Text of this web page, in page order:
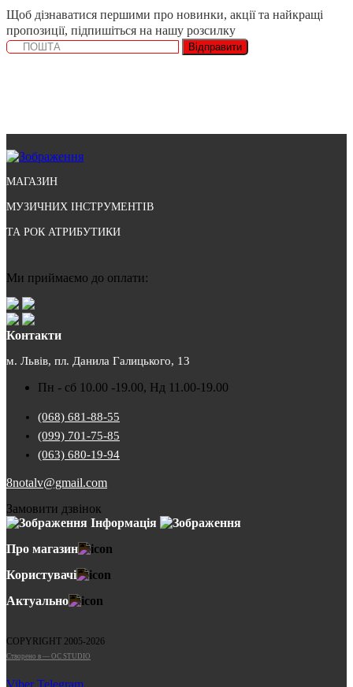
Щоб дізнаватися першими про новинки, акції та найкращі
пропозиції, підпишіться на нашу розсилку
Відправити
МАГАЗИН
МУЗИЧНИХ ІНСТРУМЕНТІВ
ТА РОК АТРИБУТИКИ
Ми приймаємо до оплати:
Контакти
м. Львів, пл. Данила Галицького, 13
Пн - сб 10.00 -19.00, Нд 11.00-19.00
(068) 681-88-55
(099) 701-75-85
(063) 680-19-94
8notalv@gmail.com
Замовити дзвінок
Інформація
Про магазин
Користувачі
Актуально
COPYRIGHT 2005-2026
Cтворено в — OC STUDIO